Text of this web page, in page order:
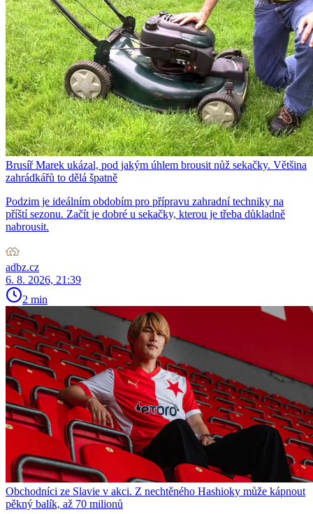
Brusíř Marek ukázal, pod jakým úhlem brousit nůž sekačky. Většina
zahrádkářů to dělá špatně
Podzim je ideálním obdobím pro přípravu zahradní techniky na
příští sezonu. Začít je dobré u sekačky, kterou je třeba důkladně
nabrousit.
adbz.cz
6. 8. 2026, 21:39
2 min
Obchodníci ze Slavie v akci. Z nechtěného Hashioky může kápnout
pěkný balík, až 70 milionů